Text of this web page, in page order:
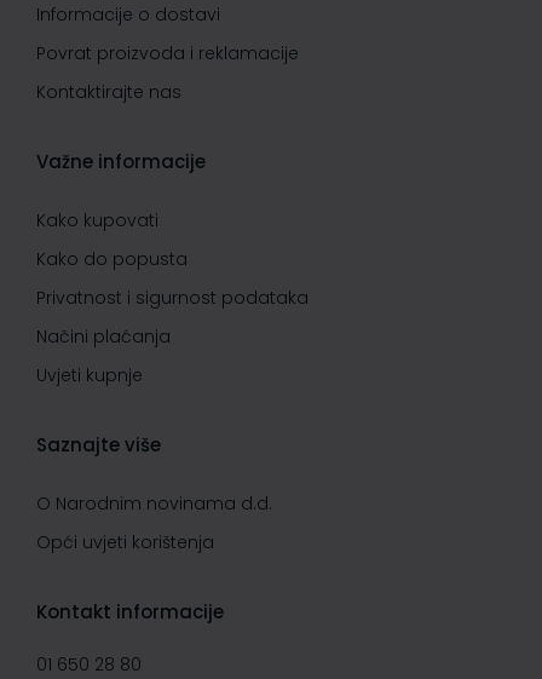
Informacije o dostavi
Povrat proizvoda i reklamacije
Kontaktirajte nas
Važne informacije
Kako kupovati
Kako do popusta
Privatnost i sigurnost podataka
Načini plaćanja
Uvjeti kupnje
Saznajte više
O Narodnim novinama d.d.
Opći uvjeti korištenja
Kontakt informacije
01 650 28 80